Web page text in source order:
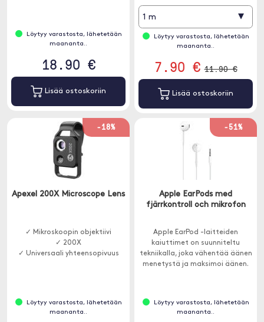
Löytyy varastosta, lähetetään
maananta..
18.90 €
Lisää ostoskoriin
1 m ▾
Löytyy varastosta, lähetetään
maananta..
7.90 € 11.90 €
Lisää ostoskoriin
-18%
Apexel 200X Microscope Lens
✓ Mikroskoopin objektiivi
✓ 200X
✓ Universaali yhteensopivuus
Löytyy varastosta, lähetetään
maananta..
-51%
Apple EarPods med
fjärrkontroll och mikrofon
Apple EarPod -laitteiden
kaiuttimet on suunniteltu
tekniikalla, joka vähentää äänen
menetystä ja maksimoi äänen.
Löytyy varastosta, lähetetään
maananta..